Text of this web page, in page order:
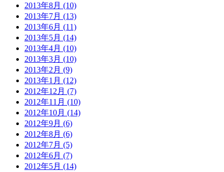
2013年8月 (10)
2013年7月 (13)
2013年6月 (11)
2013年5月 (14)
2013年4月 (10)
2013年3月 (10)
2013年2月 (9)
2013年1月 (12)
2012年12月 (7)
2012年11月 (10)
2012年10月 (14)
2012年9月 (6)
2012年8月 (6)
2012年7月 (5)
2012年6月 (7)
2012年5月 (14)